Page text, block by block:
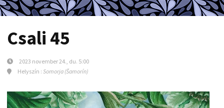
Csali 45
2023 november 24., du. 5:00
Helyszín : Somorja (Šamorín)